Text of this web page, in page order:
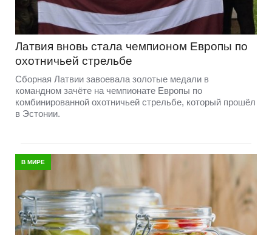
Латвия вновь стала чемпионом Европы по
охотничьей стрельбе
Сборная Латвии завоевала золотые медали в
командном зачёте на чемпионате Европы по
комбинированной охотничьей стрельбе, который прошёл
в Эстонии.
В МИРЕ